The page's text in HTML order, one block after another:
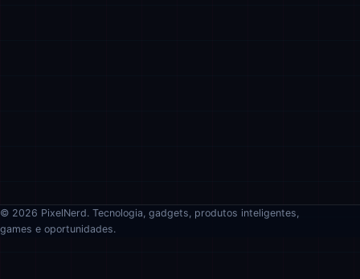
© 2026 PixelNerd. Tecnologia, gadgets, produtos inteligentes,
games e oportunidades.